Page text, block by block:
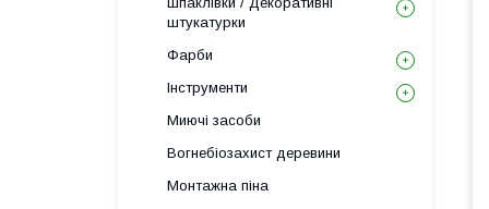
штукатурки
Фарби
Інструменти
Миючі засоби
Вогнебіозахист деревини
Монтажна піна